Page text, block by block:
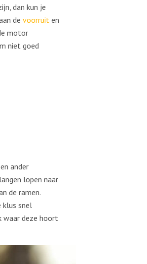
dan kun je
de voorruit en
motor
niet goed
ander
lopen naar
de ramen.
klus snel
waar deze hoort